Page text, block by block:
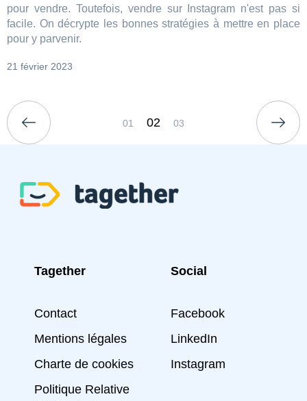
pour vendre. Toutefois, vendre sur Instagram n'est pas si
facile. On décrypte les bonnes stratégies à mettre en place
pour y parvenir.
21 février 2023
01 02 03
Tagether
Contact
Mentions légales
Charte de cookies
Politique Relative
Social
Facebook
LinkedIn
Instagram